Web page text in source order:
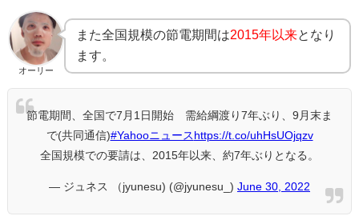
オーリー
また全国規模の節電期間は2015年以来となり
ます。
節電期間、全国で7月1日開始 需給綱渡り7年ぶり、9月末ま
で(共同通信)#Yahooニュース https://t.co/uhHsUOjqzv
全国規模での要請は、2015年以来、約7年ぶりとなる。
— ジュネス （jyunesu) (@jyunesu_) June 30, 2022